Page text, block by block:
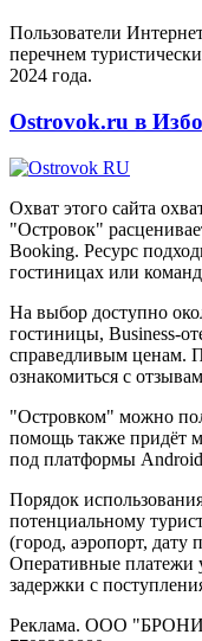
Пользователи
перечнем
2024 года.
Ostrovok.ru в
Охват этого сайта
"Островок"
Booking. Ресурс
гостиницах или
На выбор доступно
гостиницы, Business-
справедливым ценам.
ознакомиться с
"Островком" можно
помощь также придёт
под платформы
Порядок
потенциальному
(город, аэропорт, дату
Оперативные платежи
задержки с
Реклама. ООО